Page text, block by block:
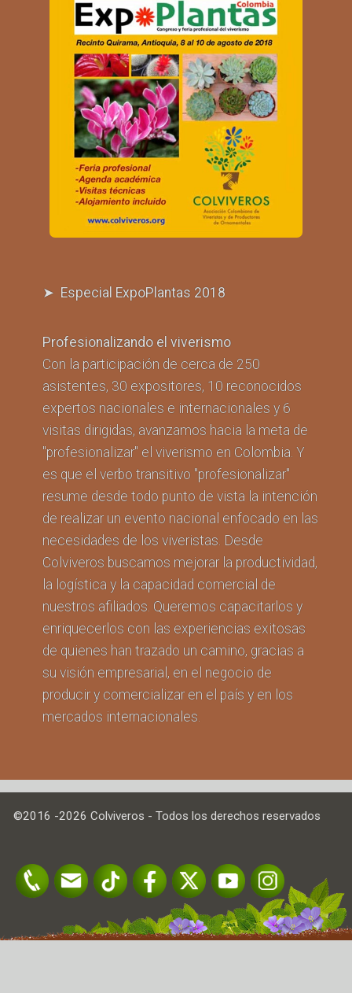
➤ Especial ExpoPlantas 2018
Profesionalizando el viverismo
Con la participación de cerca de 250
asistentes, 30 expositores, 10 reconocidos
expertos nacionales e internacionales y 6
visitas dirigidas, avanzamos hacia la meta de
"profesionalizar" el viverismo en Colombia. Y
es que el verbo transitivo "profesionalizar"
resume desde todo punto de vista la intención
de realizar un evento nacional enfocado en las
necesidades de los viveristas. Desde
Colviveros buscamos mejorar la productividad,
la logística y la capacidad comercial de
nuestros afiliados. Queremos capacitarlos y
enriquecerlos con las experiencias exitosas
de quienes han trazado un camino, gracias a
su visión empresarial, en el negocio de
producir y comercializar en el país y en los
mercados internacionales.
©2016 -2026 Colviveros - Todos los derechos reservados